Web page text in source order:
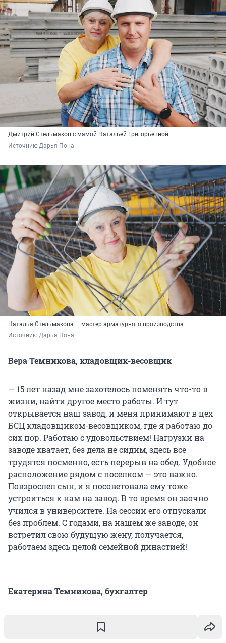
Дмитрий Стельмаков с мамой Натальей Григорьевной
Источник: Дарья Пона
Наталья Стельмакова — мастер арматурного производства
Источник: Дарья Пона
Вера Темникова, кладовщик-весовщик
— 15 лет назад мне захотелось поменять что-то в
жизни, найти другое место работы. И тут
открывается наш завод, и меня принимают в цех
БСЦ кладовщиком-весовщиком, где я работаю до
сих пор. Работаю с удовольствием! Нагрузки на
заводе хватает, без дела не сидим, здесь все
трудятся посменно, есть перерыв на обед. Удобное
расположение рядом с поселком — это важно.
Повзрослел сын, и я посоветовала ему тоже
устроиться к нам на завод. В то время он заочно
учился в университете. На сессии его отпускали
без проблем. С годами, на нашем же заводе, он
встретил свою будущую жену, получается,
работаем здесь целой семейной династией!
Екатерина Темникова, бухгалтер
— Пришла на завод 9 лет назад на должность
бухгалтера. Устроилась сразу после университета.